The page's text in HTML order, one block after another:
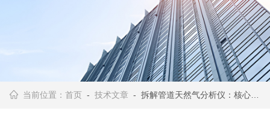
当前位置：首页 -技术文章 - 拆解管道天然气分析仪：核心组成部件，藏着哪些关键秘密？